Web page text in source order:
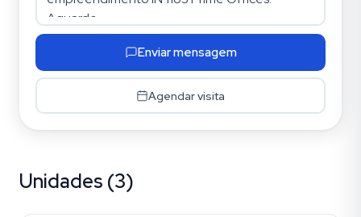
Enviar mensagem
Agendar visita
Unidades (3)
Independência